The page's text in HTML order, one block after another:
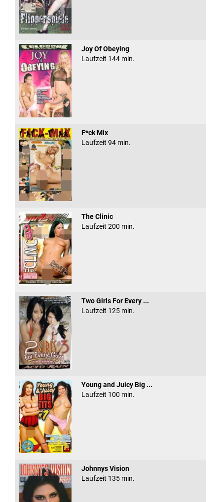
Joy Of Obeying
Laufzeit 144 min.
F*ck Mix
Laufzeit 94 min.
The Clinic
Laufzeit 200 min.
Two Girls For Every ...
Laufzeit 125 min.
Young and Juicy Big ...
Laufzeit 100 min.
Johnnys Vision
Laufzeit 135 min.